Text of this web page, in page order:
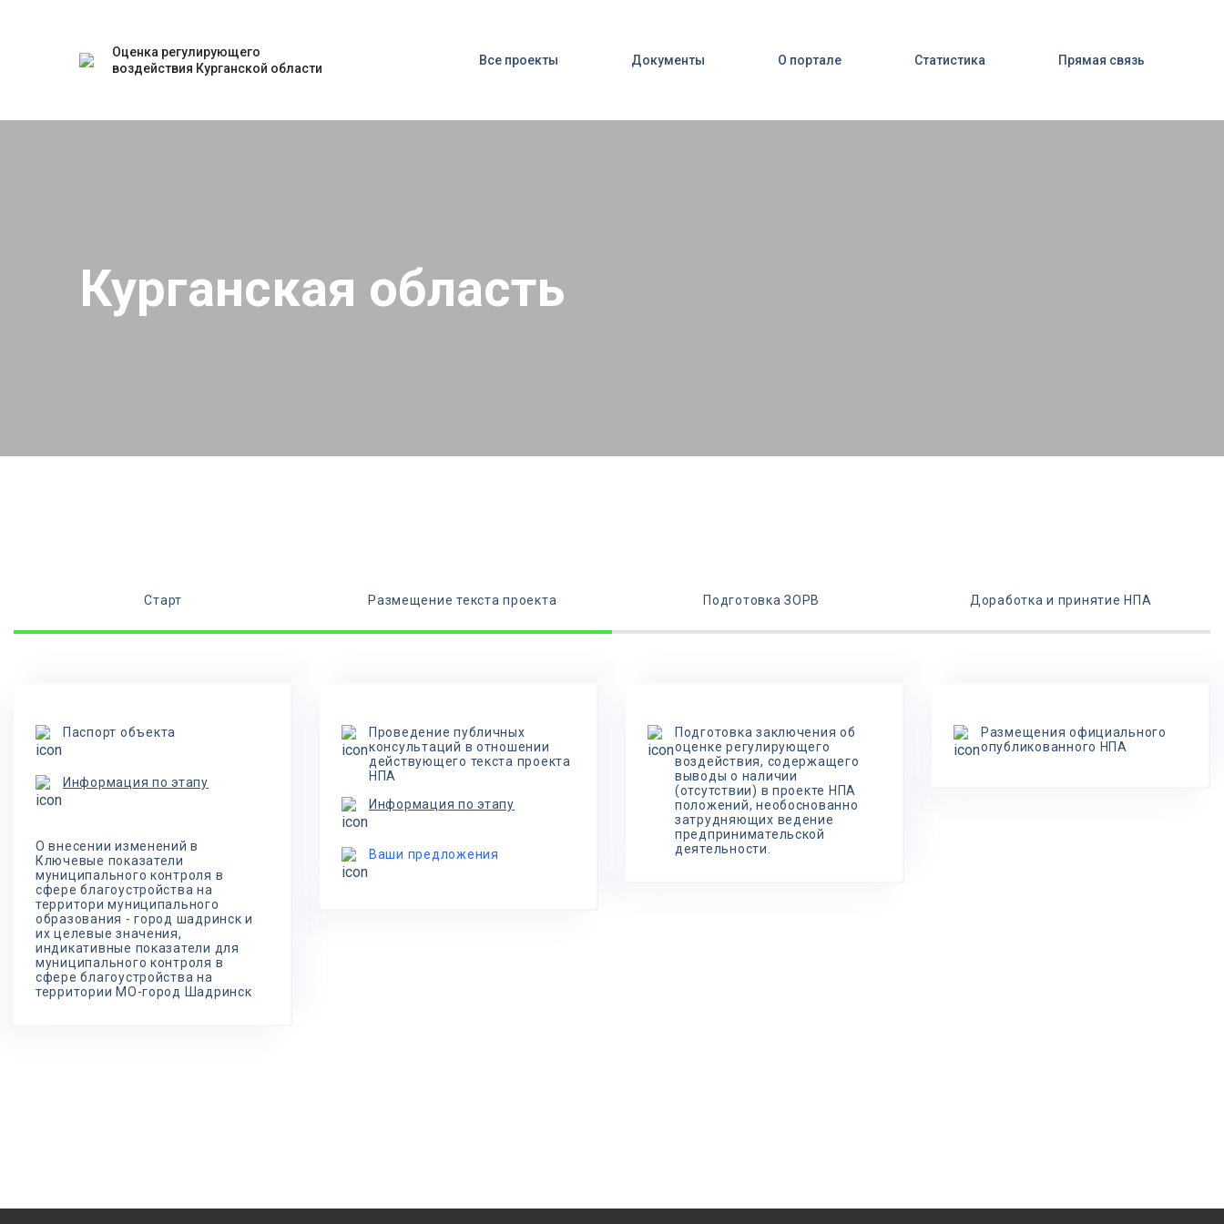
Оценка регулирующего
воздействия Курганской области
Все проекты Документы О портале Статистика Прямая связь
Курганская область
Старт Размещение текста проекта Подготовка ЗОРВ Доработка и принятие НПА
Паспорт объекта
Информация по этапу
О внесении изменений в
Ключевые показатели
муниципального контроля в
сфере благоустройства на
территори муниципального
образования - город шадринск и
их целевые значения,
индикативные показатели для
муниципального контроля в
сфере благоустройства на
территории МО-город Шадринск
Проведение публичных
консультаций в отношении
действующего текста проекта
НПА
Информация по этапу
Ваши предложения
Подготовка заключения об
оценке регулирующего
воздействия, содержащего
выводы о наличии
(отсутствии) в проекте НПА
положений, необоснованно
затрудняющих ведение
предпринимательской
деятельности.
Размещения официального
опубликованного НПА